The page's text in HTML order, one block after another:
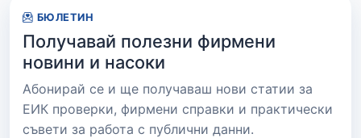
БЮЛЕТИН
Получавай полезни фирмени
новини и насоки
Абонирай се и ще получаваш нови статии за
ЕИК проверки, фирмени справки и практически
съвети за работа с публични данни.